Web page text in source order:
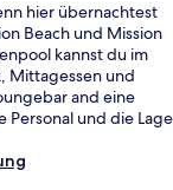
hier übernachtest
Beach und Mission
kannst du im
Mittagessen und
and eine
Personal und die Lage